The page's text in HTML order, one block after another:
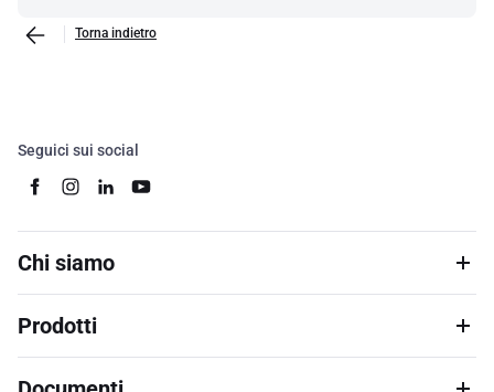
Torna indietro
Seguici sui social
Chi siamo
Prodotti